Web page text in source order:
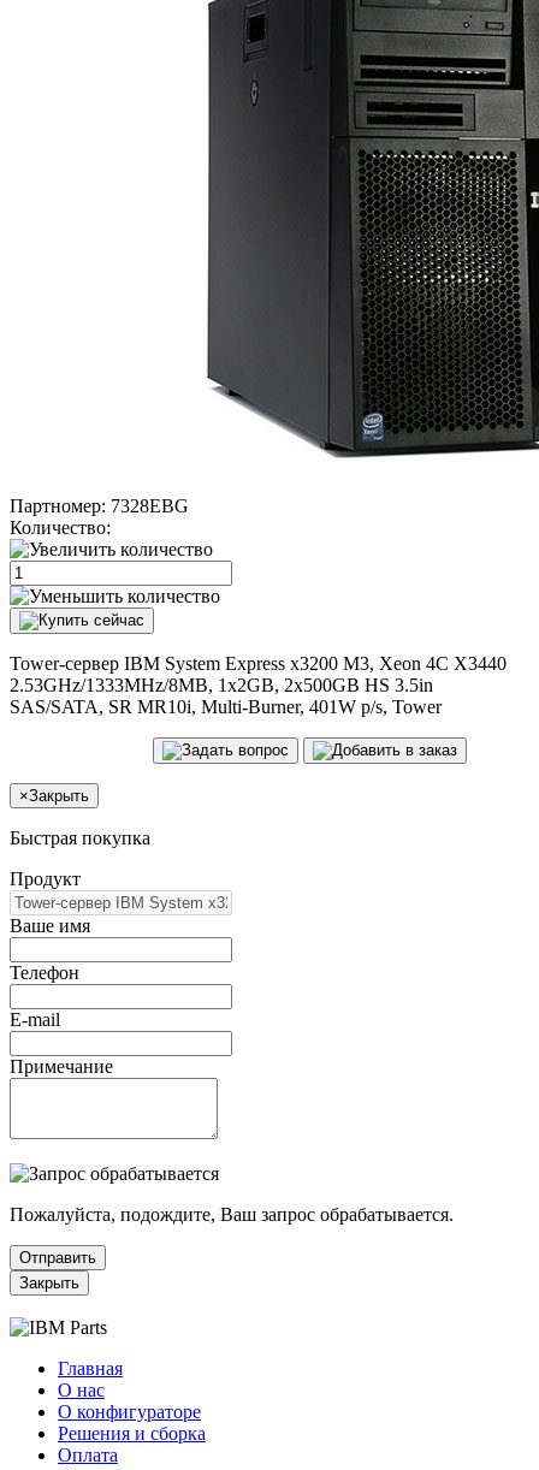
Партномер: 7328EBG
Количество:
Tower-сервер IBM System Express x3200 M3, Xeon 4C X3440
2.53GHz/1333MHz/8MB, 1x2GB, 2x500GB HS 3.5in
SAS/SATA, SR MR10i, Multi-Burner, 401W p/s, Tower
×Закрыть
Быстрая покупка
Продукт
Ваше имя
Телефон
E-mail
Примечание
Пожалуйста, подождите, Ваш запрос обрабатывается.
Отправить
Закрыть
Главная
О нас
О конфигураторе
Решения и сборка
Оплата